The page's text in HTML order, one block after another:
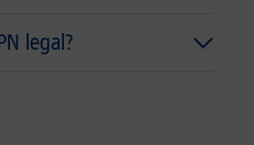
legal?